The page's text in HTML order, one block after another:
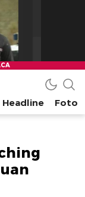
Headline Foto